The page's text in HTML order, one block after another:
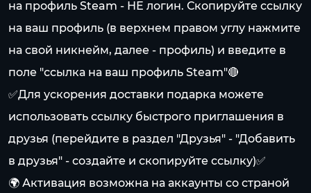
на профиль Steam - НЕ логин. Скопируйте ссылку
на ваш профиль (в верхнем правом углу нажмите
на свой никнейм, далее - профиль) и введите в
поле "ссылка на ваш профиль Steam"🔴
✅Для ускорения доставки подарка можете
использовать ссылку быстрого приглашения в
друзья (перейдите в раздел "Друзья" - "Добавить
в друзья" - создайте и скопируйте ссылку)✅
🌍 Активация возможна на аккаунты со страной